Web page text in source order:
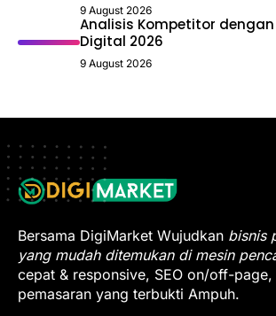
9 August 2026
Analisis Kompetitor
Digital 2026
9 August 2026
Bersama DigiMarket Wujudkan bisnis
yang mudah ditemukan di mesin
cepat & responsive, SEO on/off-
pemasaran yang terbukti Ampuh.